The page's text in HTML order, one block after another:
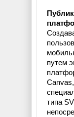
путем
типа